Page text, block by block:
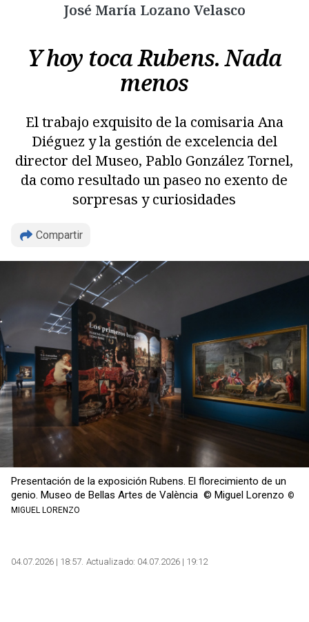
José María Lozano Velasco
Y hoy toca Rubens. Nada
menos
El trabajo exquisito de la comisaria Ana
Diéguez y la gestión de excelencia del
director del Museo, Pablo González Tornel,
da como resultado un paseo no exento de
sorpresas y curiosidades
Compartir
Presentación de la exposición Rubens. El florecimiento de un
genio. Museo de Bellas Artes de València © Miguel Lorenzo ©
MIGUEL LORENZO
04.07.2026 | 18:57 Actualizado: 04.07.2026 | 19:12